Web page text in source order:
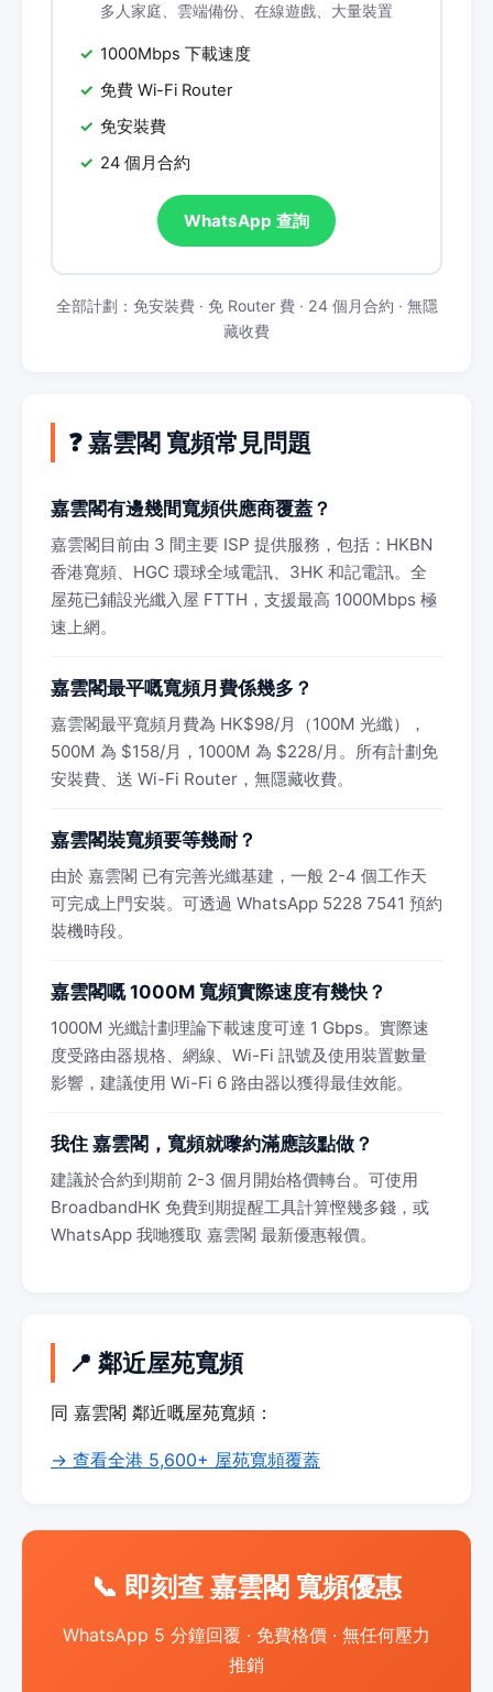
多人家庭、雲端備份、在線遊戲、大量裝置
1000Mbps 下載速度
免費 Wi-Fi Router
免安裝費
24 個月合約
WhatsApp 查詢
全部計劃：免安裝費 · 免 Router 費 · 24 個月合約 · 無隱
藏收費
❓ 嘉雲閣 寬頻常見問題
嘉雲閣有邊幾間寬頻供應商覆蓋？
嘉雲閣目前由 3 間主要 ISP 提供服務，包括：HKBN
香港寬頻、HGC 環球全域電訊、3HK 和記電訊。全
屋苑已鋪設光纖入屋 FTTH，支援最高 1000Mbps 極
速上網。
嘉雲閣最平嘅寬頻月費係幾多？
嘉雲閣最平寬頻月費為 HK$98/月（100M 光纖），
500M 為 $158/月，1000M 為 $228/月。所有計劃免
安裝費、送 Wi-Fi Router，無隱藏收費。
嘉雲閣裝寬頻要等幾耐？
由於 嘉雲閣 已有完善光纖基建，一般 2-4 個工作天
可完成上門安裝。可透過 WhatsApp 5228 7541 預約
裝機時段。
嘉雲閣嘅 1000M 寬頻實際速度有幾快？
1000M 光纖計劃理論下載速度可達 1 Gbps。實際速
度受路由器規格、網線、Wi-Fi 訊號及使用裝置數量
影響，建議使用 Wi-Fi 6 路由器以獲得最佳效能。
我住 嘉雲閣，寬頻就嚟約滿應該點做？
建議於合約到期前 2-3 個月開始格價轉台。可使用
BroadbandHK 免費到期提醒工具計算慳幾多錢，或
WhatsApp 我哋獲取 嘉雲閣 最新優惠報價。
📍 鄰近屋苑寬頻
同 嘉雲閣 鄰近嘅屋苑寬頻：
→ 查看全港 5,600+ 屋苑寬頻覆蓋
📞 即刻查 嘉雲閣 寬頻優惠
WhatsApp 5 分鐘回覆 · 免費格價 · 無任何壓力
推銷